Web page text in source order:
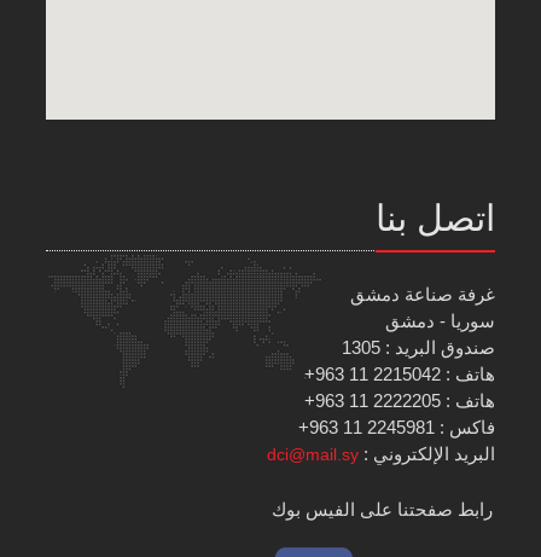
اتصل بنا
غرفة صناعة دمشق
سوريا - دمشق
صندوق البريد : 1305
هاتف : 2215042 11 963+
هاتف : 2222205 11 963+
فاكس : 2245981 11 963+
البريد الإلكتروني :dci@mail.sy
رابط صفحتنا على الفيس بوك